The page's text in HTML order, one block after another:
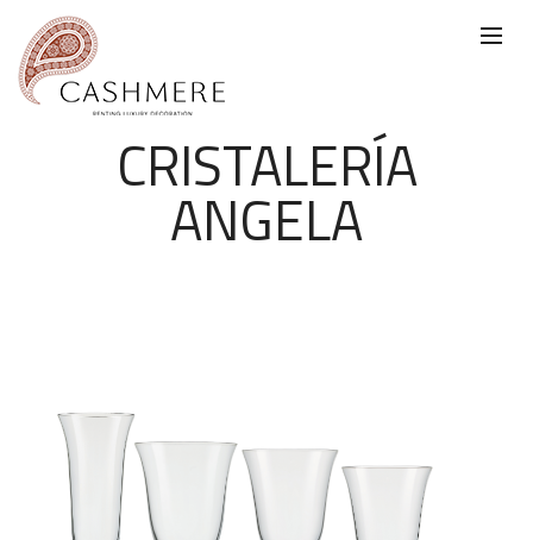
CRISTALERÍA
ANGELA